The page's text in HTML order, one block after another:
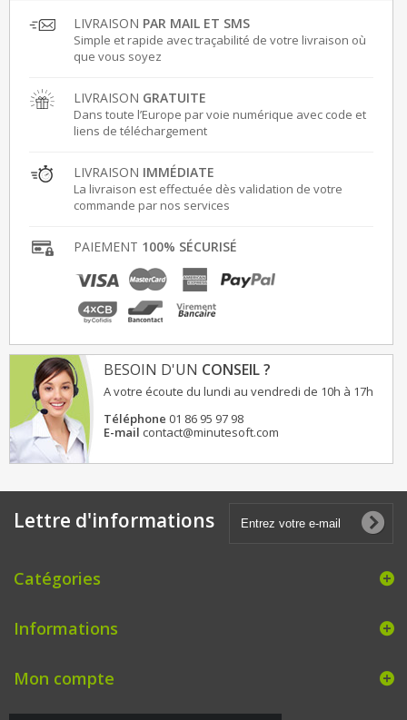
LIVRAISON PAR MAIL ET SMS
Simple et rapide avec traçabilité de votre livraison où
que vous soyez
LIVRAISON GRATUITE
Dans toute l’Europe par voie numérique avec code et
liens de téléchargement
LIVRAISON IMMÉDIATE
La livraison est effectuée dès validation de votre
commande par nos services
PAIEMENT 100% SÉCURISÉ
BESOIN D'UN CONSEIL ?
A votre écoute du lundi au vendredi de 10h à 17h
Téléphone 01 86 95 97 98
E-mail contact@minutesoft.com
Lettre d'informations
Catégories
Informations
Mon compte